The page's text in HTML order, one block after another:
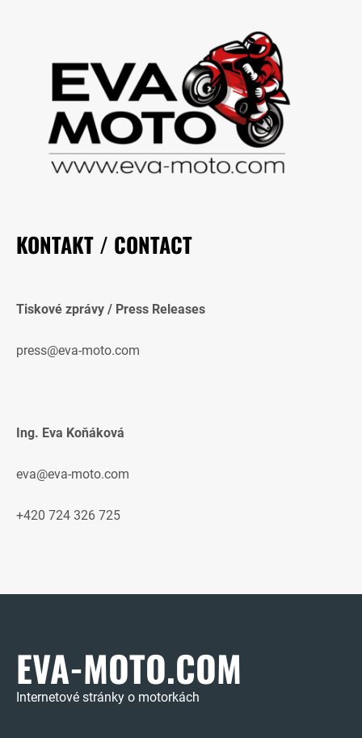
KONTAKT / CONTACT
Tiskové zprávy / Press Releases
press@eva-moto.com
Ing. Eva Koňáková
eva@eva-moto.com
+420 724 326 725
EVA-MOTO.COM
Internetové stránky o motorkách